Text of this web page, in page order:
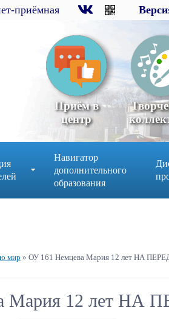
приёмная Версия
Приём в
центр
Навигатор
дополнительного
образования
мир » ОУ 161 Немцева Мария 12 лет НА
Мария 12 лет НА